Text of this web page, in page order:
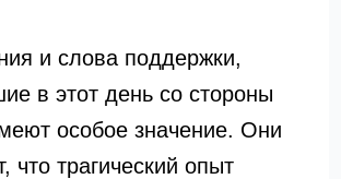
и слова поддержки,
в этот день со стороны
особое значение. Они
что трагический опыт